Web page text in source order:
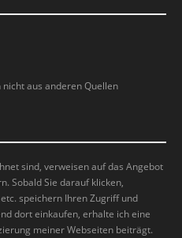
aus anderen Quellen
sind, verweisen auf das Angebot
Sobald Sie darauf klicken,
speichern Ihren Zugriff und
dort einkaufen, erhalte ich eine
meiner Webseiten beiträgt.